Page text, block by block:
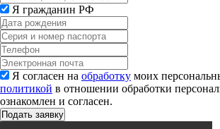
Я гражданин РФ
Я согласен на обработку моих
политикой в отношении обработки
ознакомлен и согласен.